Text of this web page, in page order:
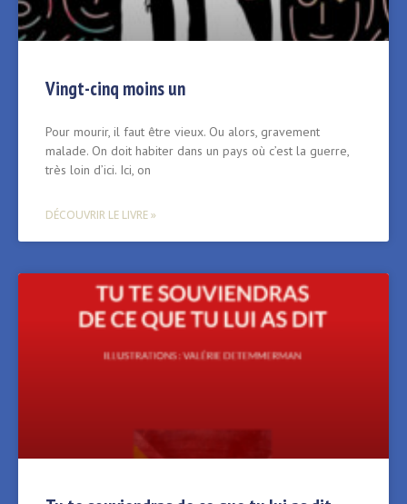
Vingt-cinq moins un
Pour mourir, il faut être vieux. Ou alors, gravement
malade. On doit habiter dans un pays où c’est la guerre,
très loin d’ici. Ici, on
DÉCOUVRIR LE LIVRE »